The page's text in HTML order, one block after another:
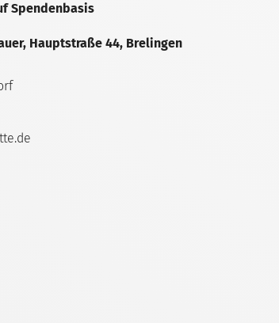
Spendenbasis
Hauptstraße 44, Brelingen